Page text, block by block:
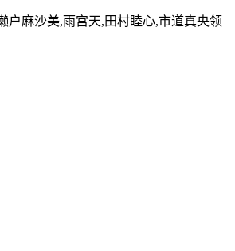
户麻沙美,雨宫天,田村睦心,市道真央领